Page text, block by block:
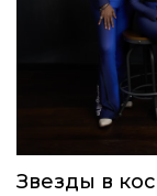
Звезды в